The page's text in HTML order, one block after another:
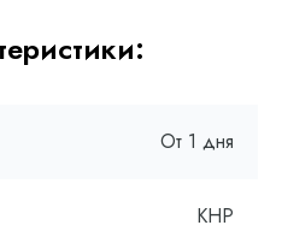
От 1 дня
КНР